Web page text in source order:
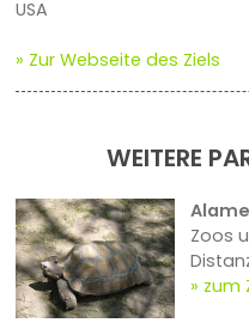
USA
» Zur Webseite des Ziels
WEITERE
Zoos
zum